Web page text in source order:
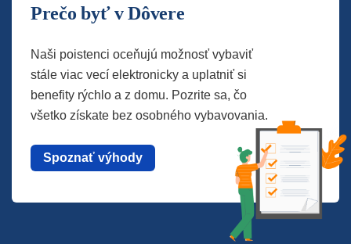
Prečo byť v Dôvere
Naši poistenci oceňujú možnosť vybaviť
stále viac vecí elektronicky a uplatniť si
benefity rýchlo a z domu. Pozrite sa, čo
všetko získate bez osobného vybavovania.
Spoznať výhody